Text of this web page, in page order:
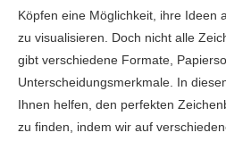
Köpfen eine Möglichkeit, ihre Ideen
zu visualisieren. Doch nicht alle
gibt verschiedene Formate,
Unterscheidungsmerkmale. In
Ihnen helfen, den perfekten
zu finden, indem wir auf